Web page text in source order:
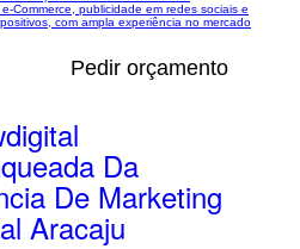
Commerce, publicidade em redes sociais e
com ampla experiência no mercado
Pedir orçamento
Da
De Marketing
Aracaju